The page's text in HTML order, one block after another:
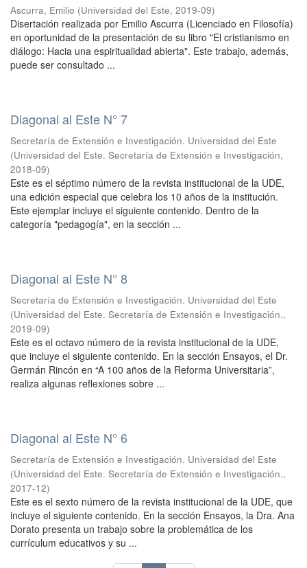
Ascurra, Emilio (Universidad del Este, 2019-09)
Disertación realizada por Emilio Ascurra (Licenciado en Filosofía)
en oportunidad de la presentación de su libro "El cristianismo en
diálogo: Hacia una espiritualidad abierta". Este trabajo, además,
puede ser consultado ...
Diagonal al Este N° 7
Secretaría de Extensión e Investigación. Universidad del Este
(Universidad del Este. Secretaría de Extensión e Investigación,
2018-09)
Este es el séptimo número de la revista institucional de la UDE,
una edición especial que celebra los 10 años de la institución.
Este ejemplar incluye el siguiente contenido. Dentro de la
categoría "pedagogía", en la sección ...
Diagonal al Este N° 8
Secretaría de Extensión e Investigación. Universidad del Este
(Universidad del Este. Secretaría de Extensión e Investigación.,
2019-09)
Este es el octavo número de la revista institucional de la UDE,
que incluye el siguiente contenido. En la sección Ensayos, el Dr.
Germán Rincón en “A 100 años de la Reforma Universitaria”,
realiza algunas reflexiones sobre ...
Diagonal al Este N° 6
Secretaría de Extensión e Investigación. Universidad del Este
(Universidad del Este. Secretaría de Extensión e Investigación.,
2017-12)
Este es el sexto número de la revista institucional de la UDE, que
incluye el siguiente contenido. En la sección Ensayos, la Dra. Ana
Dorato presenta un trabajo sobre la problemática de los
currículum educativos y su ...